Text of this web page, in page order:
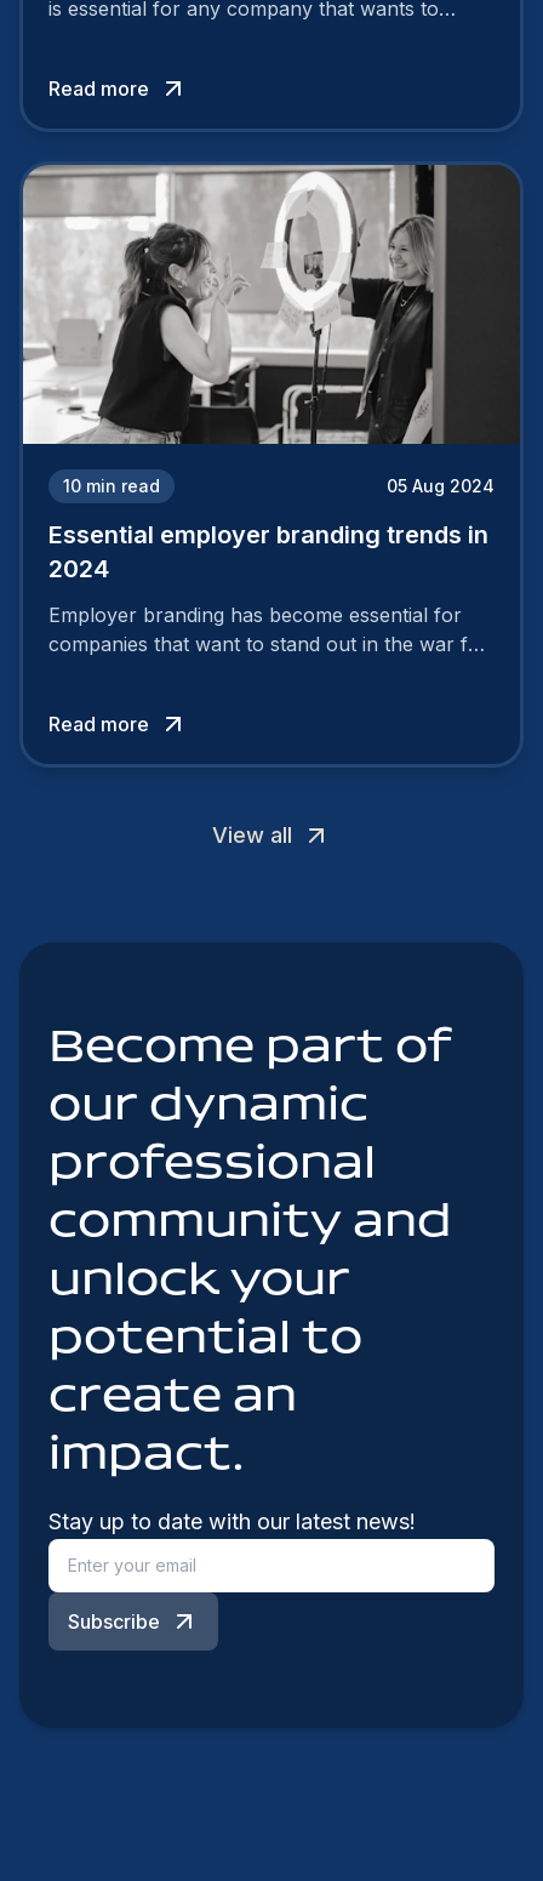
is essential for any company that wants to
solid and positive employer brand are clear, you
cannot simply wave a magic wand for it to be
Read more
10 min read 05 Aug 2024
Essential employer branding trends in
2024
Employer branding has become essential for
companies that want to stand out in the war for
attract the best profiles.
Read more
View all
Become part of
our dynamic
professional
community and
unlock your
potential to
create an
impact.
Stay up to date with our latest news!
Subscribe